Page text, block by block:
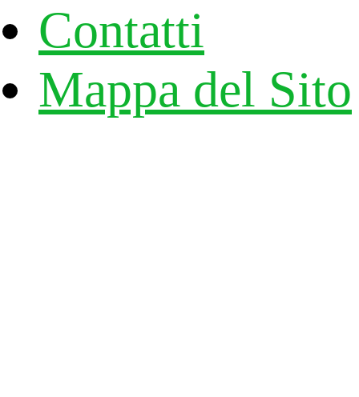
Contatti
Mappa del Sito